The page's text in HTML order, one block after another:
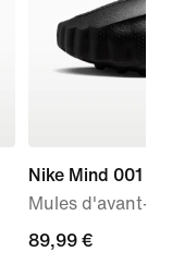
Nike Mind 001
Mules d'avant-
89,99 €
89,99 €